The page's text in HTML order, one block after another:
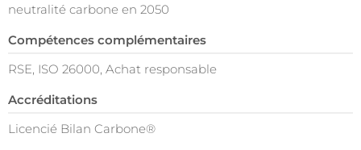
neutralité carbone en 2050
Compétences complémentaires
RSE, ISO 26000, Achat responsable
Accréditations
Licencié Bilan Carbone®